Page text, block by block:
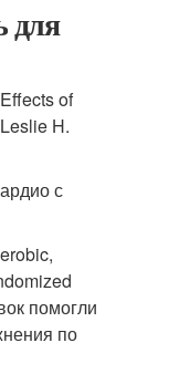
для
Effects of
H.
с
помогли
по